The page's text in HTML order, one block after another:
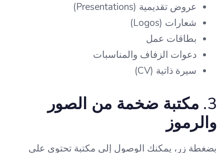
عروض تقديمية (Presentations)
شعارات (Logos)
بطاقات عمل
دعوات الزفاف والمناسبات
سيرة ذاتية (CV)
3. مكتبة ضخمة من الصور
والرموز
بضغطة زر، يمكنك الوصول إلى مكتبة تحتوي على